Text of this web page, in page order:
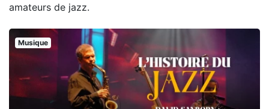
amateurs de jazz.
Musique